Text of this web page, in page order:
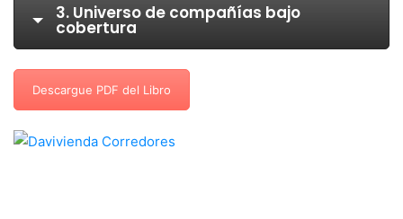
3. Universo de compañías bajo
cobertura
Descargue PDF del Libro